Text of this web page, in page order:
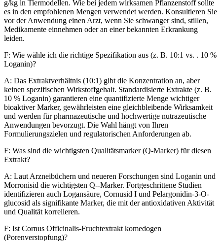
g/kg in Tiermodellen. Wie bei jedem wirksamen Pflanzenstoff sollte
es in den empfohlenen Mengen verwendet werden. Konsultieren Sie
vor der Anwendung einen Arzt, wenn Sie schwanger sind, stillen,
Medikamente einnehmen oder an einer bekannten Erkrankung
leiden.
F: Wie wähle ich die richtige Spezifikation aus (z. B. 10:1 vs. . 10 %
Loganin)?
A: Das Extraktverhältnis (10:1) gibt die Konzentration an, aber
keinen spezifischen Wirkstoffgehalt. Standardisierte Extrakte (z. B.
10 % Loganin) garantieren eine quantifizierte Menge wichtiger
bioaktiver Marker, gewährleisten eine gleichbleibende Wirksamkeit
und werden für pharmazeutische und hochwertige nutrazeutische
Anwendungen bevorzugt. Die Wahl hängt von Ihren
Formulierungszielen und regulatorischen Anforderungen ab.
F: Was sind die wichtigsten Qualitätsmarker (Q-Marker) für diesen
Extrakt?
A: Laut Arzneibüchern und neueren Forschungen sind Loganin und
Morronisid die wichtigsten Q--Marker. Fortgeschrittene Studien
identifizieren auch Logansäure, Cornusid I und Pelargonidin-3-O-
glucosid als signifikante Marker, die mit der antioxidativen Aktivität
und Qualität korrelieren.
F: Ist Cornus Officinalis-Fruchtextrakt komedogen
(Porenverstopfung)?